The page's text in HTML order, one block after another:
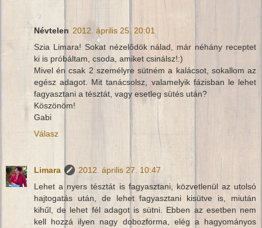
Névtelen 2012. április 25. 20:01
Szia Limara! Sokat nézelődök nálad, már néhány receptet
ki is próbáltam, csoda, amiket csinálsz!:)
Mivel én csak 2 személyre sütném a kalácsot, sokallom az
egész adagot. Mit tanácsolsz, valamelyik fázisban le lehet
fagyasztani a tésztát, vagy esetleg sütés után?
Köszönöm!
Gabi
Válasz
Limara
2012. április 27. 10:47
Lehet a nyers tésztát is fagyasztani, közvetlenül az utolsó
hajtogatás után, de lehet fagyasztani kisütve is, miután
kihűl, de lehet fél adagot is sütni. Ebben az esetben nem
kell hozzá ilyen nagy dobozforma, elég a hagyományos